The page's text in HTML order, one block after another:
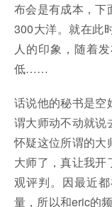
布会是有成本，下
300大洋。就在此
人的印象，随着
低……
话说他的秘书是空
谓大师动不动就说
怀疑这位所谓的大
大师了，真让我开
观评判。因最近
量，所以和eric的